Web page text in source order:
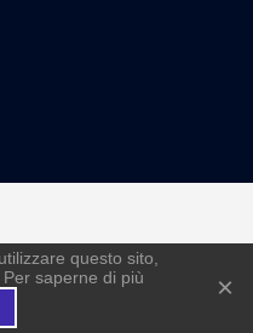
€
questo sito,
saperne di più
×